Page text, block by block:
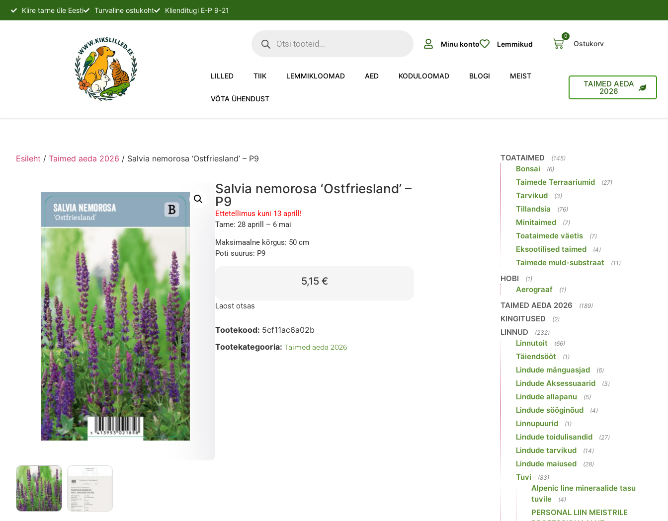
Kiire tarne üle Eesti Turvaline ostukoht Klienditugi E-P 9-21
Minu konto Lemmikud
0
Ostukorv
LILLED TIIK LEMMIKLOOMAD AED KODULOOMAD BLOGI MEIST
VÕTA ÜHENDUST
TAIMED AEDA
2026
Esileht / Taimed aeda 2026 / Salvia nemorosa ‘Ostfriesland’ – P9
Salvia nemorosa ‘Ostfriesland’ –
P9
Ettetellimus kuni 13 aprill!
Tarne: 28 aprill – 6 mai
Maksimaalne kõrgus: 50 cm
Poti suurus: P9
5,15 €
Laost otsas
Tootekood: 5cf11ac6a02b
Tootekategooria: Taimed aeda 2026
TOATAIMED (145)
Bonsai (6)
Taimede Terraariumid (27)
Tarvikud (3)
Tillandsia (76)
Minitaimed (7)
Toataimede väetis (7)
Eksootilised taimed (4)
Taimede muld-substraat (11)
HOBI (1)
Aerograaf (1)
TAIMED AEDA 2026 (189)
KINGITUSED (2)
LINNUD (232)
Linnutoit (66)
Täiendsööt (1)
Lindude mänguasjad (6)
Lindude Aksessuaarid (3)
Lindude allapanu (5)
Lindude sööginõud (4)
Linnupuurid (1)
Lindude toidulisandid (27)
Lindude tarvikud (14)
Lindude maiused (28)
Tuvi (83)
Alpenic line mineraalide tasu
tuvile
(4)
PERSONAL LIIN MEISTRILE